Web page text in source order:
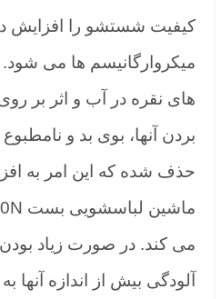
کیفیت شستشو را افزایش
میکروارگانیسم ها می
های نقره در آب و اثر بر
بردن آنها، بوی بد و
حذف شده که این امر به
می کند. در صورت زیاد
آلودگی بیش از اندازه آنها